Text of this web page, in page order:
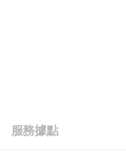
服務據點